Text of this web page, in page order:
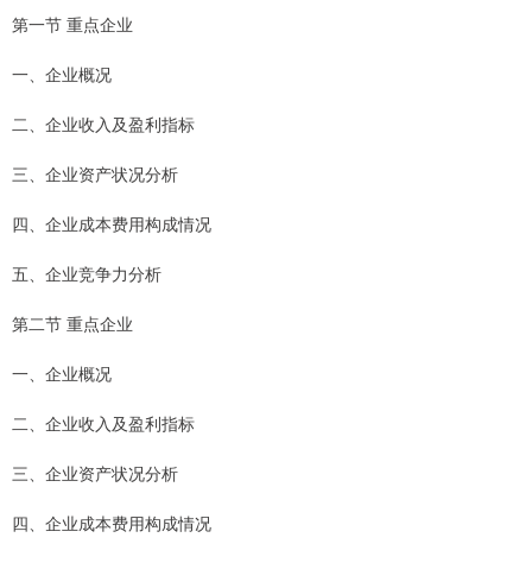
第一节 重点企业
一、企业概况
二、企业收入及盈利指标
三、企业资产状况分析
四、企业成本费用构成情况
五、企业竞争力分析
第二节 重点企业
一、企业概况
二、企业收入及盈利指标
三、企业资产状况分析
四、企业成本费用构成情况